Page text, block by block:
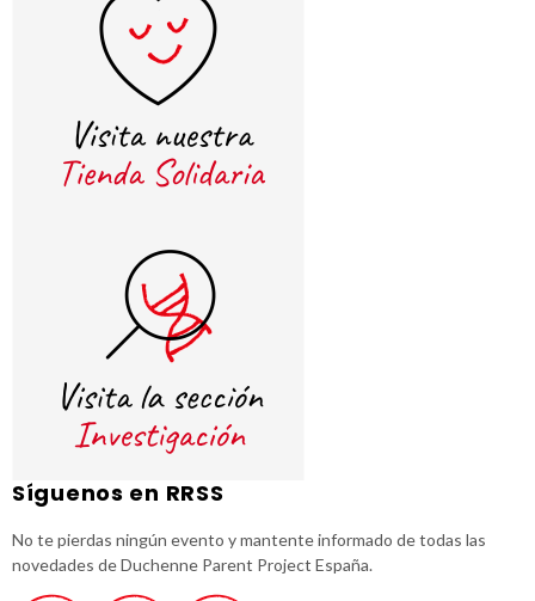
Síguenos en RRSS
No te pierdas ningún evento y mantente informado de todas las
novedades de Duchenne Parent Project España.